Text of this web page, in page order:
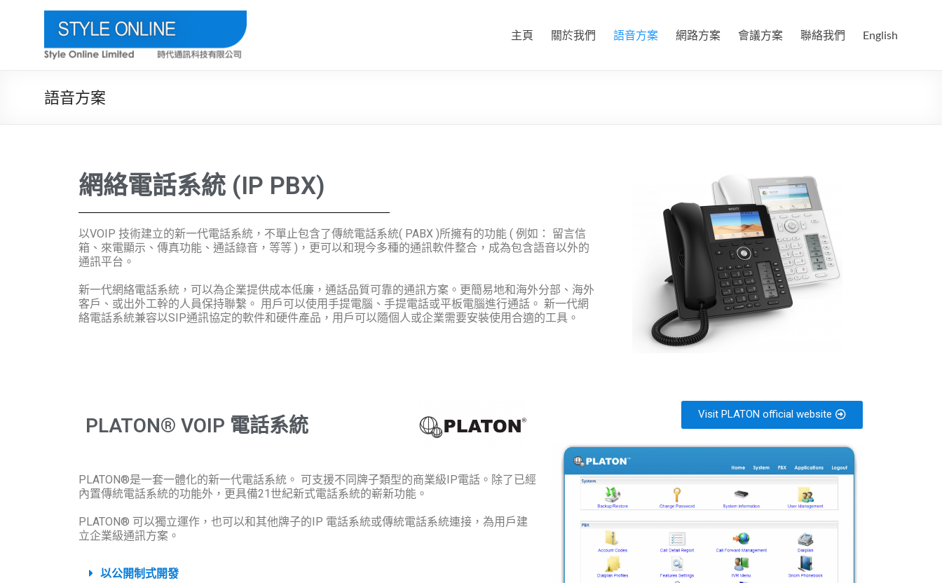
主頁 關於我們 語音方案 網路方案 會議方案 聯絡我們 English
語音方案
網絡電話系統 (IP PBX)
以VOIP 技術建立的新一代電話系統，不單止包含了傳統電話系統( PABX )所擁有的功能 ( 例如： 留言信
箱、來電顯示、傳真功能、通話錄音，等等 )，更可以和現今多種的通訊軟件整合，成為包含語音以外的
通訊平台。
新一代網絡電話系統，可以為企業提供成本低廉，通話品質可靠的通訊方案。更簡易地和海外分部、海外
客戶、或出外工幹的人員保持聯繫。 用戶可以使用手提電腦、手提電話或平板電腦進行通話。 新一代網
絡電話系統兼容以SIP通訊協定的軟件和硬件產品，用戶可以隨個人或企業需要安裝使用合適的工具。
PLATON® VOIP 電話系統
PLATON®是一套一體化的新一代電話系統。 可支援不同牌子類型的商業級IP電話。除了已經
內置傳統電話系統的功能外，更具備21世紀新式電話系統的嶄新功能。
PLATON® 可以獨立運作，也可以和其他牌子的IP 電話系統或傳統電話系統連接，為用戶建
立企業級通訊方案。
以公開制式開發
Visit PLATON official website